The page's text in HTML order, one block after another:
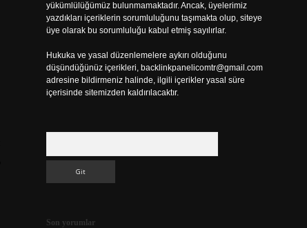
yükümlülüğümüz bulunmamaktadır. Ancak, üyelerimiz
yazdıkları içeriklerin sorumluluğunu taşımakta olup, siteye
üye olarak bu sorumluluğu kabul etmiş sayılırlar.
Hukuka ve yasal düzenlemelere aykırı olduğunu
düşündüğünüz içerikleri, backlinkpanelicomtr@gmail.com
adresine bildirmeniz halinde, ilgili içerikler yasal süre
içerisinde sitemizden kaldırılacaktır.
Son yorumlar